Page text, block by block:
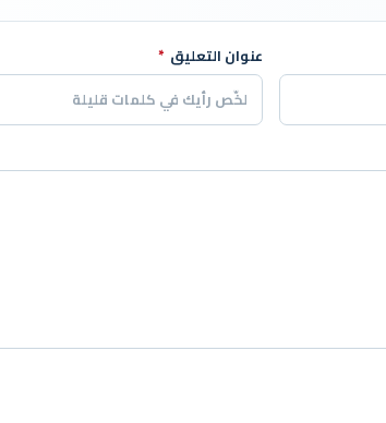
عنوان التعليق *